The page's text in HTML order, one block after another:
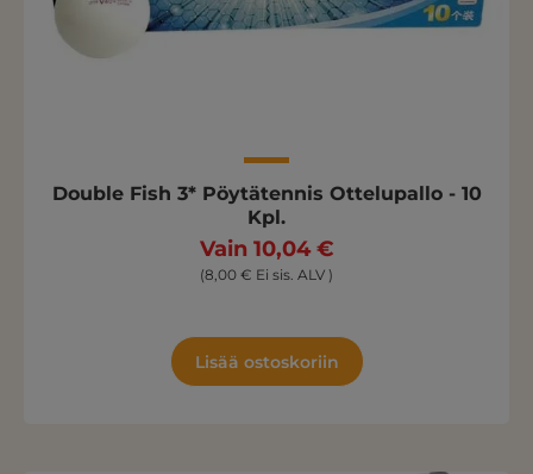
Double Fish 3* Pöytätennis Ottelupallo - 10
Kpl.
Vain 10,04 €
(8,00 € Ei sis. ALV )
Lisää ostoskoriin